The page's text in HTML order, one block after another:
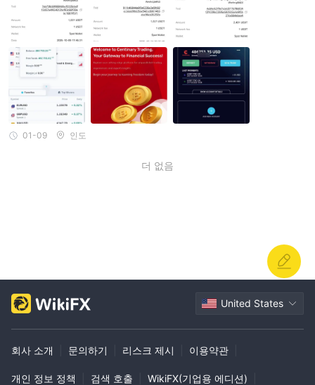
01-09 인도
더 없음
United States
회사 소개 문의하기 리스크 제시 이용약관
개인 정보 정책 검색 호출 WikiFX(기업용 에디션)